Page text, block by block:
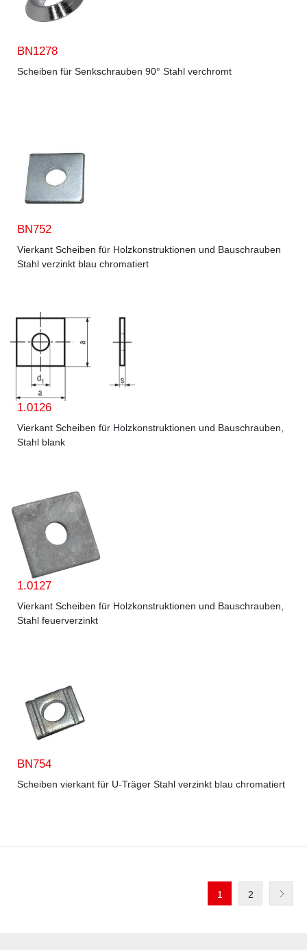
BN1278
Scheiben für Senkschrauben 90° Stahl verchromt
BN752
Vierkant Scheiben für Holzkonstruktionen und Bauschrauben
Stahl verzinkt blau chromatiert
1.0126
Vierkant Scheiben für Holzkonstruktionen und Bauschrauben,
Stahl blank
1.0127
Vierkant Scheiben für Holzkonstruktionen und Bauschrauben,
Stahl feuerverzinkt
BN754
Scheiben vierkant für U-Träger Stahl verzinkt blau chromatiert
1 2